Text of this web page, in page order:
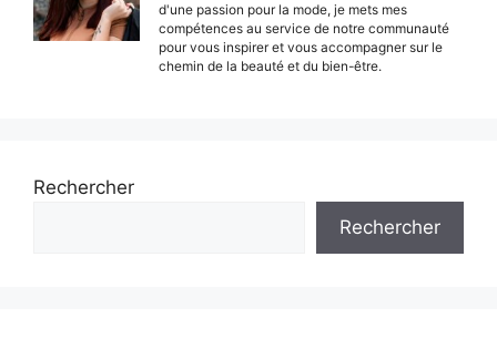
d'une passion pour la mode, je mets mes
compétences au service de notre communauté
pour vous inspirer et vous accompagner sur le
chemin de la beauté et du bien-être.
Rechercher
Rechercher